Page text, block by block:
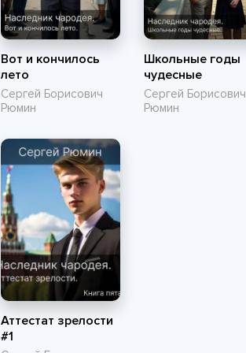
Вот и кончилось
лето
Сергей Борисович
Рюмин
Школьные годы
чудесные
Сергей Борисович
Рюмин
Аттестат зрелости
#1